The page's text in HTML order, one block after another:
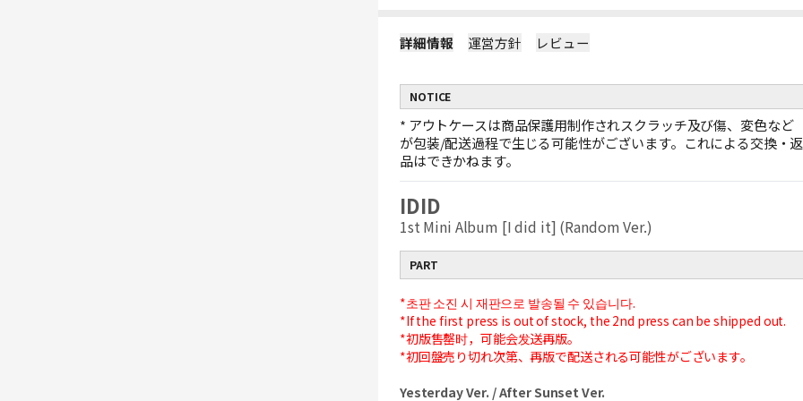
詳細情報 運営方針 レビュー
NOTICE
* アウトケースは商品保護用制作されスクラッチ及び傷、変色など
が包装/配送過程で生じる可能性がございます。これによる交換・返
品はできかねます。
IDID
1st Mini Album [I did it] (Random Ver.)
PART
*초판 소진 시 재판으로 발송될 수 있습니다.
*If the first press is out of stock, the 2nd press can be shipped out.
*初版售罄时，可能会发送再版。
*初回盤売り切れ次第、再版で配送される可能性がございます。
Yesterday Ver. / After Sunset Ver.